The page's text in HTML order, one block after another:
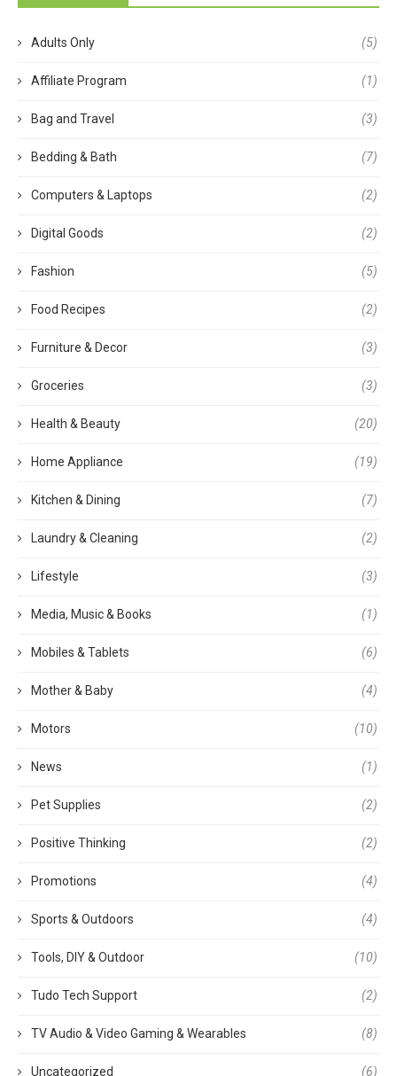
Adults Only (5)
Affiliate Program (1)
Bag and Travel (3)
Bedding & Bath (7)
Computers & Laptops (2)
Digital Goods (2)
Fashion (5)
Food Recipes (2)
Furniture & Decor (3)
Groceries (3)
Health & Beauty (20)
Home Appliance (19)
Kitchen & Dining (7)
Laundry & Cleaning (2)
Lifestyle (3)
Media, Music & Books (1)
Mobiles & Tablets (6)
Mother & Baby (4)
Motors (10)
News (1)
Pet Supplies (2)
Positive Thinking (2)
Promotions (4)
Sports & Outdoors (4)
Tools, DIY & Outdoor (10)
Tudo Tech Support (2)
TV Audio & Video Gaming & Wearables (8)
Uncategorized (6)